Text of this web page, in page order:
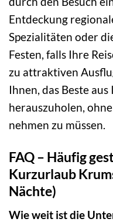
Entdeckung
Spezialitäten oder
Festen, falls Ihre
zu attraktiven
Ihnen, das Beste
herauszuholen,
nehmen zu müssen.
FAQ – Häufig
Kurzurlaub
Nächte)
Wie weit ist die